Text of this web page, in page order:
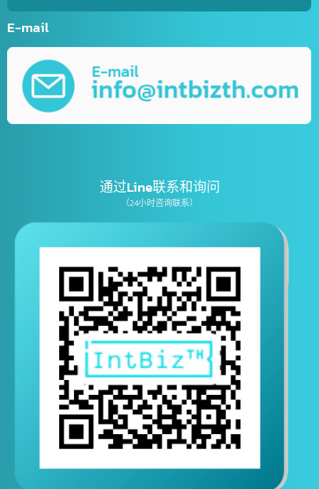
IT业务咨询服务、营销
公司注册服务
เบอร์โทรติดต่อ
通过Line联系和询问
（24小时咨询联系）